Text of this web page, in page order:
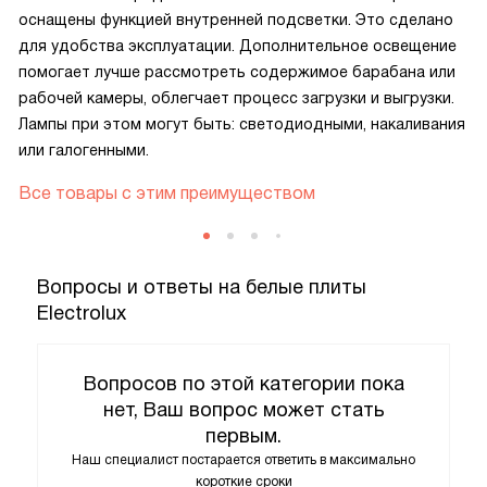
духовка, холодная дверца, которая не нагревается при
использовании. Всем рекомендую.
оснащены функцией внутренней подсветки. Это сделано
для удобства эксплуатации. Дополнительное освещение
помогает лучше рассмотреть содержимое барабана или
рабочей камеры, облегчает процесс загрузки и выгрузки.
Лампы при этом могут быть: светодиодными, накаливания
или галогенными.
Все товары с этим преимуществом
Вопросы и ответы на белые плиты
Electrolux
Вопросов по этой категории пока
нет, Ваш вопрос может стать
первым.
Наш специалист постарается ответить в максимально
короткие сроки